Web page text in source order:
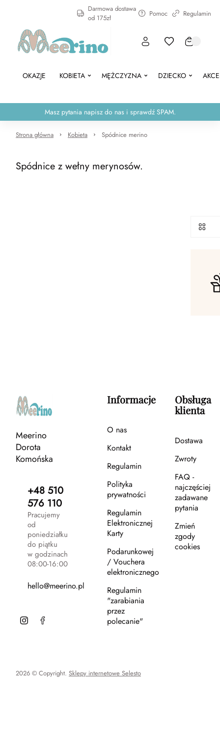
Darmowa dostawa
od 175zł
Pomoc Regulamin
OKAZJE KOBIETA MĘŻCZYZNA DZIECKO
Masz pytania napisz do nas i sprawdź SPAM.
Strona główna Kobieta Spódnice merino
Spódnice z wełny merynosów.
Meerino
Dorota
Komońska
+48 510
576 110
Pracujemy
od
poniedziałku
do piątku
w godzinach
08:00-16:00
hello@meerino.pl
Informacje
O nas
Kontakt
Regulamin
Polityka
prywatności
Regulamin
Elektronicznej
Karty
Podarunkowej
/ Vouchera
elektronicznego
Regulamin
"zarabiania
przez
polecanie"
Obsługa
klienta
Dostawa
Zwroty
FAQ -
najczęściej
zadawane
pytania
Zmień
zgody
cookies
2026 © Copyright. Sklepy internetowe Selesto